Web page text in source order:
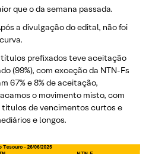
que o da semana passada.
a divulgação do edital, não foi
prefixados teve aceitação
(99%), com exceção da NTN-Fs
67% e 8% de aceitação,
o movimento misto, com
de vencimentos curtos e
e longos.